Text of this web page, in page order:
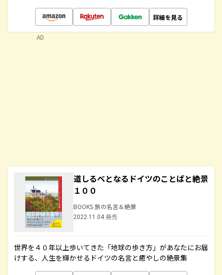
詳細を見る
道しるべとなるドイツのことばと絶景
１００
BOOKS 旅の名言＆絶景
2022.11.04 発売
世界を４０年以上歩いてきた「地球の歩き方」があなたにお届
けする、人生を輝かせるドイツの名言と癒やしの絶景集
AD